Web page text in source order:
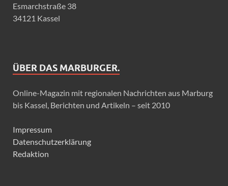
Esmarchstraße 38
34121 Kassel
ÜBER DAS MARBURGER.
Online-Magazin mit regionalen Nachrichten aus Marburg
bis Kassel, Berichten und Artikeln – seit 2010
Impressum
Datenschutzerklärung
Redaktion